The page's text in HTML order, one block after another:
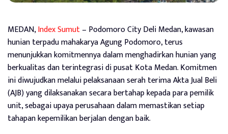
MEDAN,Index Sumut– Podomoro City Deli Medan, kawasan
hunian terpadu mahakarya Agung Podomoro, terus
menunjukkan komitmennya dalam menghadirkan hunian yang
berkualitas dan terintegrasi di pusat Kota Medan. Komitmen
ini diwujudkan melalui pelaksanaan serah terima Akta Jual Beli
(AJB) yang dilaksanakan secara bertahap kepada para pemilik
unit, sebagai upaya perusahaan dalam memastikan setiap
tahapan kepemilikan berjalan dengan baik.